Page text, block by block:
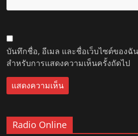
บันทึกชื่อ, อีเมล และชื่อเว็บไซต์ของฉั
สำหรับการแสดงความเห็นครั้งถัดไป
Radio Online